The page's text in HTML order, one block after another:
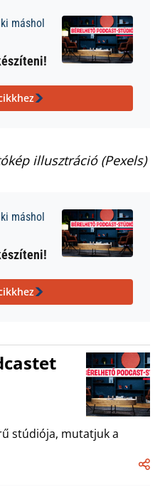
máshol
illusztráció (Pexels)
máshol
stúdiója, mutatjuk a